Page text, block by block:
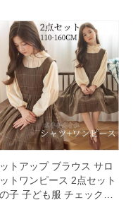
トアップ ブラウス サロ
トワンピース 2点セット
子 子ども服 チェック柄